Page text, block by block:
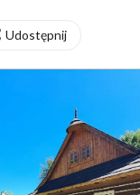
Udostępnij